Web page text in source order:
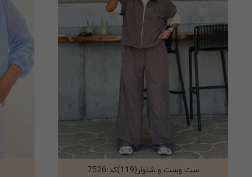
انتخاب گزینه ها
ست وست و شلوار(119)کد:7526